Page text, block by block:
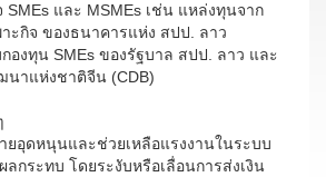
SMEs และ MSMEs เช่น แหล่งทุนจาก
ะกิจ ของธนาคารแห่ง สปป. ลาว
องทุน SMEs ของรัฐบาล สปป. ลาว และ
นาแห่งชาติจีน (CDB)
อุดหนุนและช่วยเหลือแรงงานในระบบ
กระทบ โดยระงับหรือเลื่อนการส่งเงิน